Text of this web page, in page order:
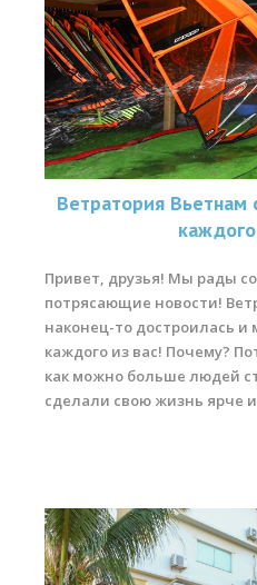
Ветратория
Привет, друзья! Мы рады
потрясающие новости!
наконец-то достроилась
каждого из вас! Почему?
как можно больше людей
сделали свою жизнь ярче